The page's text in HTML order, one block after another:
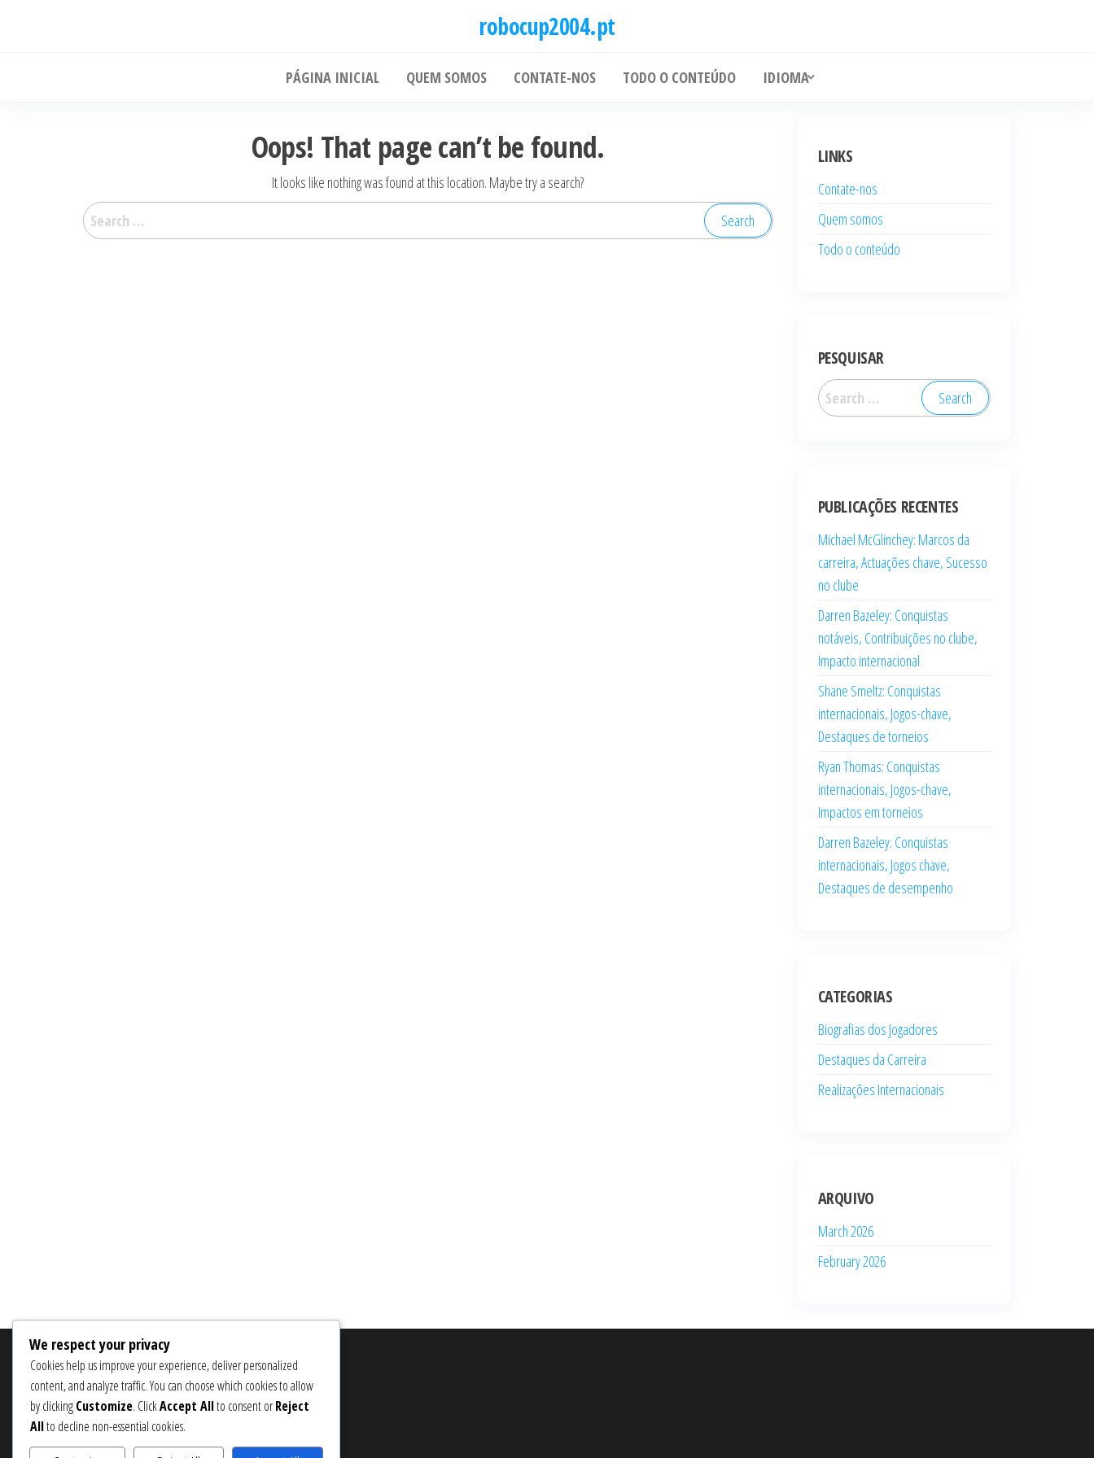
robocup2004.pt
PÁGINA INICIAL QUEM SOMOS CONTATE-NOS TODO O CONTEÚDO IDIOMA
Oops! That page can’t be found.
It looks like nothing was found at this location. Maybe try a search?
for:
LINKS
Contate-nos
Quem somos
Todo o conteúdo
PESQUISAR
Search
for:
PUBLICAÇÕES RECENTES
Michael McGlinchey: Marcos da
carreira, Actuações chave, Sucesso
no clube
Darren Bazeley: Conquistas
notáveis, Contribuições no clube,
Impacto internacional
Shane Smeltz: Conquistas
internacionais, Jogos-chave,
Destaques de torneios
Ryan Thomas: Conquistas
internacionais, Jogos-chave,
Impactos em torneios
Darren Bazeley: Conquistas
internacionais, Jogos chave,
Destaques de desempenho
CATEGORIAS
Biografias dos Jogadores
Destaques da Carreira
Realizações Internacionais
ARQUIVO
March 2026
February 2026
PESQUISAR
Search
for:
We respect your privacy
Cookies help us improve your experience, deliver personalized
content, and analyze traffic. You can choose which cookies to allow
by clickingCustomize. ClickAccept Allto consent orReject
Allto decline non-essential cookies.